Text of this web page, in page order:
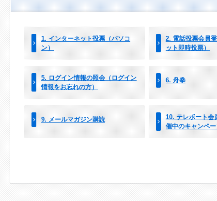
1. インターネット投票（パソコ
ン）
2. 電話投票会員
ット即時投票）
5. ログイン情報の照会（ログイン
情報をお忘れの方）
6. 舟拳
9. メールマガジン購読
10. テレボート会
催中のキャンペ